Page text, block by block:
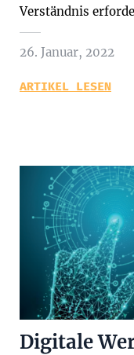
Verständnis
26. Januar, 2022
ARTIKEL LESEN
Digitale